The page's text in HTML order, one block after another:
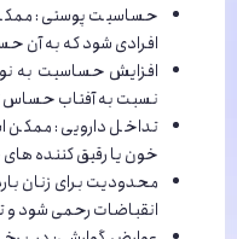
حساسیت پوستی:
افرادی شود که به آن
افزایش حساسیت به
نسبت به آفتاب حساس
تداخل دارویی: ممکن
خون یا رقیق کننده
محدودیت برای زنان
انقباضات رحمی شود